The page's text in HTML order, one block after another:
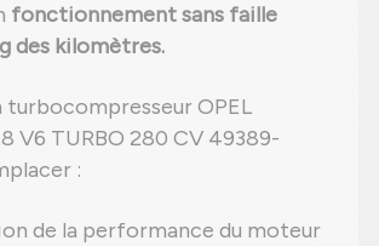
fonctionnement sans faille
des kilomètres.
turbocompresseur OPEL
V6 TURBO 280 CV 49389-
:
de la performance du moteur